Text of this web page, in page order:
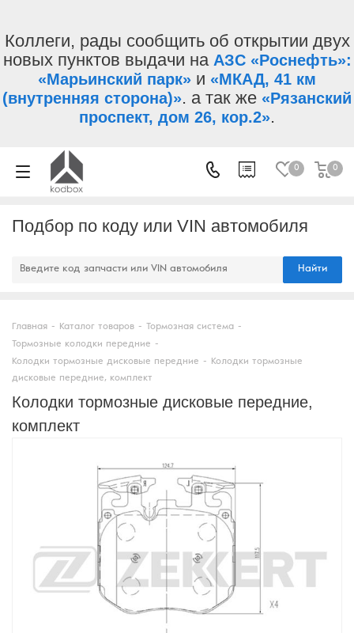
Коллеги, рады сообщить об открытии двух
новых пунктов выдачи на АЗС «Роснефть»:
«Марьинский парк» и «МКАД, 41 км
(внутренняя сторона)». а так же «Рязанский
проспект, дом 26, кор.2».
0 0
Подбор по коду или VIN автомобиля
Найти
Главная - Каталог товаров - Тормозная система -
Тормозные колодки передние -
Колодки тормозные дисковые передние -
Колодки тормозные
дисковые передние, комплект
Колодки тормозные дисковые передние,
комплект